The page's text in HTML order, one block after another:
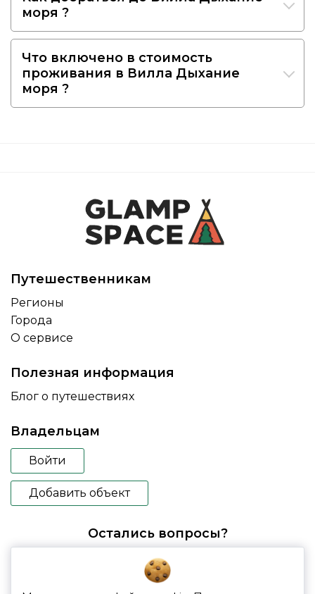
моря ?
Что включено в стоимость
проживания в Вилла Дыхание
моря ?
Путешественникам
Регионы
Города
О сервисе
Полезная информация
Блог о путешествиях
Владельцам
Войти
Добавить объект
Остались вопросы?
booking@glampspace.ru